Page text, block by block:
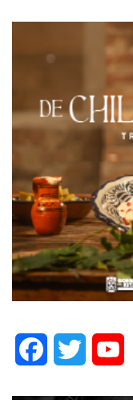
FacebookTwitter